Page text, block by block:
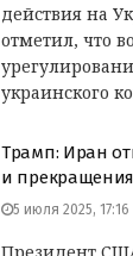
действия на
отметил, что
украинского
Трамп: Иран
и
5 июля 2025, 17:16